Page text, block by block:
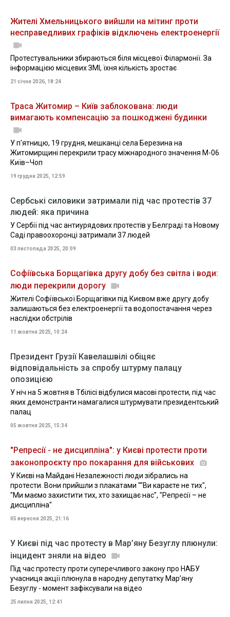
Жителі Хмельницького вийшли на мітинг проти
несправедливих графіків відключень електроенергії
Протестувальники збираються біля місцевої Філармонії. За
інформацією місцевих ЗМІ, їхня кількість зростає
21 січня 2026, 18:24
Траса Житомир – Київ заблокована: люди
вимагають компенсацію за пошкоджені будинки
У п'ятницю, 19 грудня, мешканці села Березина на
Житомирщині перекрили трасу міжнародного значення М-06
Київ–Чоп
19 грудня 2025, 12:59
Сербські силовики затримали під час протестів 37
людей: яка причина
У Сербії під час антиурядових протестів у Белграді та Новому
Саді правоохоронці затримали 37 людей
03 листопада 2025, 20:09
Софіївська Борщагівка другу добу без світла і води:
люди перекрили дорогу
Жителі Софіївської Борщагівки під Києвом вже другу добу
залишаються без електроенергії та водопостачання через
наслідки обстрілів
11 жовтня 2025, 10:24
Президент Грузії Кавелашвілі обіцяє
відповідальність за спробу штурму палацу
опозицією
У ніч на 5 жовтня в Тбілісі відбулися масові протести, під час
яких демонстранти намагалися штурмувати президентський
палац
05 жовтня 2025, 15:34
"Репресії - не дисципліна": у Києві протести проти
законопроєкту про покарання для військових
У Києві на Майдані Незалежності люди зібрались на
протести. Вони прийшли з плакатами ""Ви караєте не тих",
"Ми маємо захистити тих, хто захищає нас", "Репресії – не
дисципліна"
05 вересня 2025, 21:16
У Києві під час протесту в Мар’яну Безуглу плюнули:
інцидент зняли на відео
Під час протесту проти суперечливого закону про НАБУ
учасниця акції плюнула в народну депутатку Мар’яну
Безуглу - момент зафіксували на відео
25 липня 2025, 12:41